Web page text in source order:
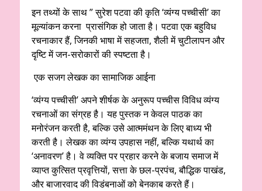
इन तथ्यों के साथ ” सुरेश पटवा की कृति ‘व्यंग्य पच्चीसी’ का
मूल्यांकन करना प्रासंगिक हो जाता है। पटवा एक बहुविध
रचनाकार हैं, जिनकी भाषा में सहजता, शैली में चुटीलापन और
दृष्टि में जन-सरोकारों की स्पष्टता है।
एक सजग लेखक का सामाजिक आईना
‘व्यंग्य पच्चीसी’ अपने शीर्षक के अनुरूप पच्चीस विविध व्यंग्य
रचनाओं का संग्रह है। यह पुस्तक न केवल पाठक का
मनोरंजन करती है, बल्कि उसे आत्ममंथन के लिए बाध्य भी
करती है। लेखक का व्यंग्य उपहास नहीं, बल्कि यथार्थ का
‘अनावरण’ है। वे व्यक्ति पर प्रहार करने के बजाय समाज में
व्याप्त कुत्सित प्रवृत्तियों, सत्ता के छल-प्रपंच, बौद्धिक पाखंड,
और बाजारवाद की विडंबनाओं को बेनकाब करते हैं।